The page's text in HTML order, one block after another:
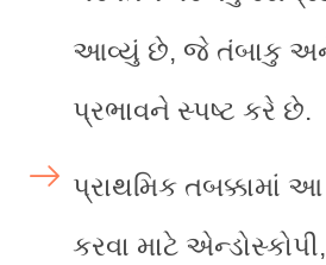
આવ્યું છે, જે તંબાકુ
પ્રભાવને સ્પષ્ટ કરે છે.
પ્રાથમિક તબક્કામાં
કરવા માટે